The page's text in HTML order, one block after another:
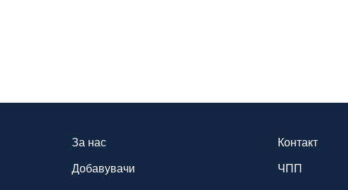
За нас
Добавувачи
Контакт
ЧПП